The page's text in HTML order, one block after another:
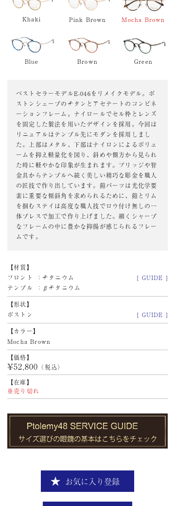
Khaki Pink Brown Mocha Brown
Blue Brown Green
ベストセラーモデルE-046をリメイクモデル。ボ
ストンシェープのチタンとアセテートのコンビネ
ーションフレーム。ナイロールでセル枠とレンズ
を固定した製法を用いたデザインを採用。今回は
リニュアルはテンプル先にモダンを採用しまし
た。上部はメタル、下部はナイロンによるボリュ
ームを抑え軽量化を図り、斜めや側方から見られ
た時に軽やかな印象が生まれます。ブリッジや智
金具からテンプルへ続く美しい精巧な彫金を職人
の匠技で作り出しています。鎧パーツは光化学要
素に重要な傾斜角を求められるために、鎧とリム
を掴むステイは高度な職人技でロウ付け無しの一
体プレスで加工で作り上げました。細くシャープ
なフレームの中に豊かな抑揚が感じられるフレー
ムです。
材質
[ GUIDE ]
フロント
チタニウム
テンプル
βチタニウム
形状
[ GUIDE ]
ボストン
カラー
Mocha Brown
価格
¥52,800 （税込）
在庫
※売り切れ
お気に入り登録